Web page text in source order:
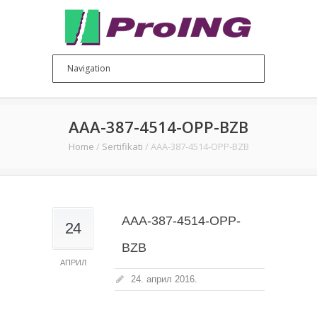
AAA-387-4514-OPP-BZB
Home / Sertifikati / AAA-387-4514-OPP-BZB
24
АПРИЛ
AAA-387-4514-OPP-
BZB
24. април 2016.